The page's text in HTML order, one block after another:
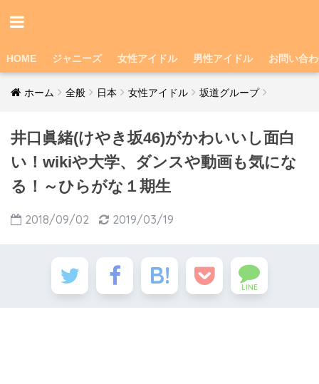
HOME ジャニーズ 女性アイドル 男性アイドル お問い合
ホーム 全般 日本 女性アイドル 坂道グループ
井口眞緒(けやき坂46)がかわいいし面白
い！wikiや大学、ダンスや動画も気にな
る！～ひらがな１期生
2018/09/02 2019/03/19
LINE